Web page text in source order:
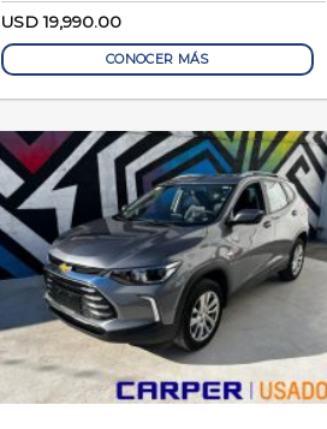
USD19,990.00
CONOCER MÁS